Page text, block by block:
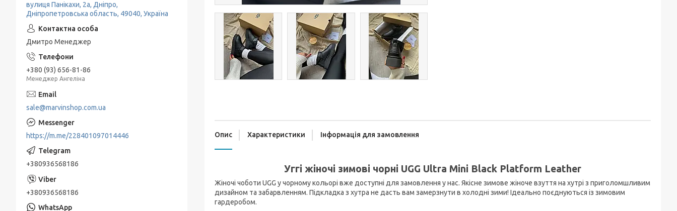
Опис Характеристики Інформація для замовлення
Уггі жіночі зимові чорні UGG Ultra Mini Black Platform Leather
Жіночі чоботи UGG у чорному кольорі вже доступні для замовлення у нас. Якісне зимове жіноче взуття на хутрі з приголомшливим
дизайном та забарвленням. Підкладка з хутра не дасть вам замерзнути в холодні зими! Ідеально поєднуються із зимовим
гардеробом.
вулиця Панікахи, 2а, Дніпро,
Дніпропетровська область, 49040, Україна
Дмитро Менеджер
+380 (93) 656-81-86
Менеджер Ангеліна
sale@marvinshop.com.ua
https://m.me/228401097014446
+380936568186
+380936568186